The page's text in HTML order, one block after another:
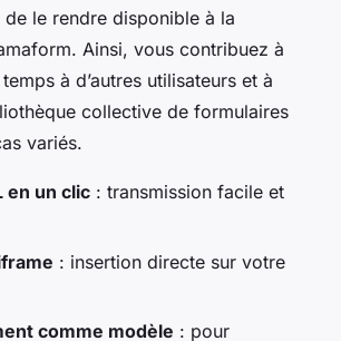
de le rendre disponible à la
Ainsi, vous contribuez à
à d’autres utilisateurs et à
collective de formulaires
variés.
en un clic : transmission facile et
: insertion directe sur votre
comme modèle : pour